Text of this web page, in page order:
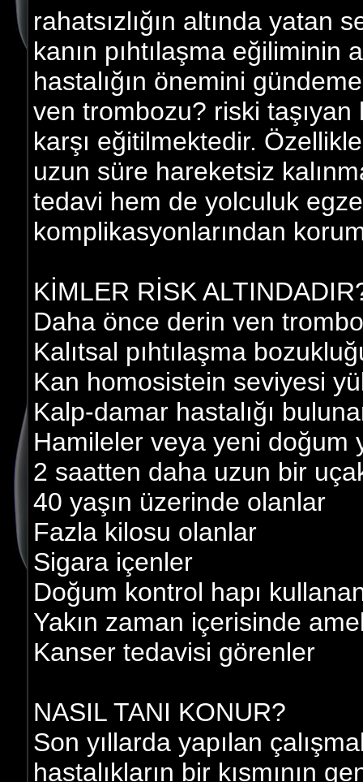
rahatsızlığın altında yatan
kanın pıhtılaşma eğiliminin
hastalığın önemini
ven trombozu? riski
karşı eğitilmektedir.
uzun süre hareketsiz
tedavi hem de yolculuk
komplikasyonlarından
KİMLER RİSK
Daha önce derin ven
Kalıtsal pıhtılaşma
Kan homosistein seviyesi
Kalp-damar hastalığı
Hamileler veya yeni doğum
2 saatten daha uzun bir
40 yaşın üzerinde olanlar
Fazla kilosu olanlar
Sigara içenler
Doğum kontrol hapı
Yakın zaman içerisinde
Kanser tedavisi görenler
NASIL TANI KONUR?
Son yıllarda yapılan
hastalıkların bir kısmının